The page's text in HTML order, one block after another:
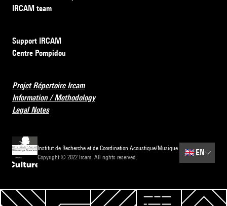
IRCAM team
Support IRCAM
Centre Pompidou
Projet Répertoire Ircam
Information / Methodology
Legal Notes
Institut de Recherche et de Coordination Acoustique/Musique
Copyright © 2022 Ircam. All rights reserved.
🇬🇧 EN